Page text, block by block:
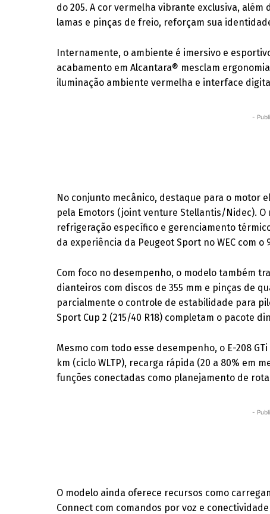
do 205. A cor vermelha vibrante exclusiva,
lamas e pinças de freio, reforçam sua
Internamente, o ambiente é imersivo e
acabamento em Alcantara® mesclam
iluminação ambiente vermelha e interface
-
No conjunto mecânico, destaque para o motor
pela Emotors (joint venture Stellantis/Nidec). O
refrigeração específico e gerenciamento
da experiência da Peugeot Sport no WEC com o
Com foco no desempenho, o modelo também
dianteiros com discos de 355 mm e pinças de
parcialmente o controle de estabilidade para
Sport Cup 2 (215/40 R18) completam o pacote
Mesmo com todo esse desempenho, o E-208
km (ciclo WLTP), recarga rápida (20 a 80% em
funções conectadas como planejamento de
-
O modelo ainda oferece recursos como
Connect com comandos por voz e